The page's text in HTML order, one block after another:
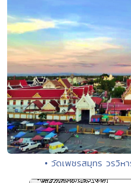
• วัดเพชรสมุทร วรวิห